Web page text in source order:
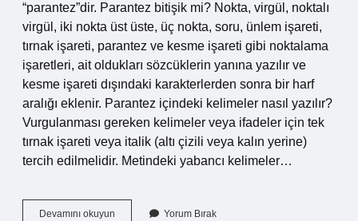
“parantez”dir. Parantez bitişik mi? Nokta, virgül, noktalı
virgül, iki nokta üst üste, üç nokta, soru, ünlem işareti,
tırnak işareti, parantez ve kesme işareti gibi noktalama
işaretleri, ait oldukları sözcüklerin yanına yazılır ve
kesme işareti dışındaki karakterlerden sonra bir harf
aralığı eklenir. Parantez içindeki kelimeler nasıl yazılır?
Vurgulanması gereken kelimeler veya ifadeler için tek
tırnak işareti veya italik (altı çizili veya kalın yerine)
tercih edilmelidir. Metindeki yabancı kelimeler…
Devamını okuyun Parantez
Yorum Bırak